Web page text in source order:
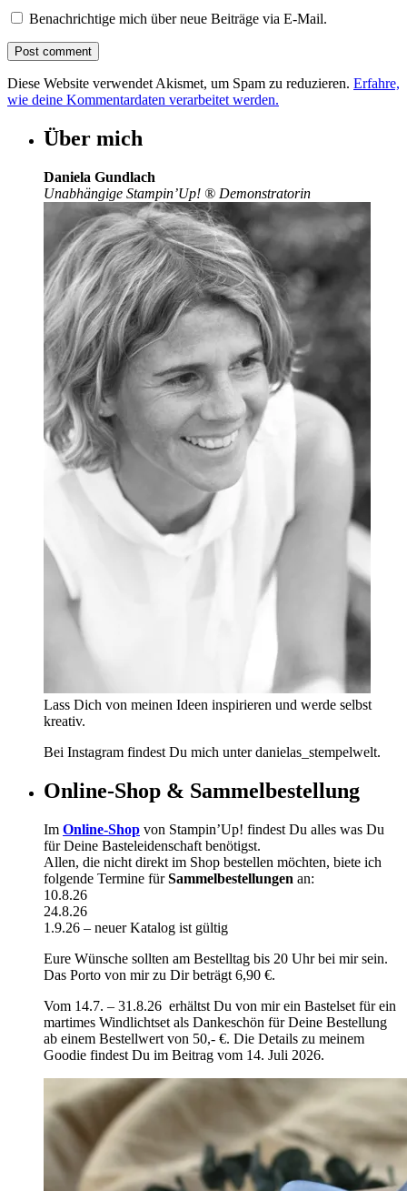
Benachrichtige mich über neue Beiträge via E-Mail.
Diese Website verwendet Akismet, um Spam zu reduzieren. Erfahre,
wie deine Kommentardaten verarbeitet werden.
Über mich
Daniela Gundlach
Unabhängige Stampin’Up! ® Demonstratorin
Lass Dich von meinen Ideen inspirieren und werde selbst
kreativ.
Bei Instagram findest Du mich unter danielas_stempelwelt.
Online-Shop & Sammelbestellung
Im Online-Shop von Stampin’Up! findest Du alles was Du
für Deine Basteleidenschaft benötigst.
Allen, die nicht direkt im Shop bestellen möchten, biete ich
folgende Termine fürSammelbestellungen an:
10.8.26
24.8.26
1.9.26 – neuer Katalog ist gültig
Eure Wünsche sollten am Bestelltag bis 20 Uhr bei mir sein.
Das Porto von mir zu Dir beträgt 6,90 €.
Vom 14.7. – 31.8.26 erhältst Du von mir ein Bastelset für ein
martimes Windlichtset als Dankeschön für Deine Bestellung
ab einem Bestellwert von 50,- €. Die Details zu meinem
Goodie findest Du im Beitrag vom 14. Juli 2026.